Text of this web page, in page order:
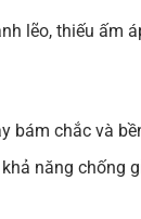
lẽo, thiếu ấm
bám chắc và
năng chống